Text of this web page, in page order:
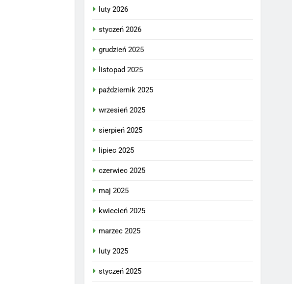
luty 2026
styczeń 2026
grudzień 2025
listopad 2025
październik 2025
wrzesień 2025
sierpień 2025
lipiec 2025
czerwiec 2025
maj 2025
kwiecień 2025
marzec 2025
luty 2025
styczeń 2025